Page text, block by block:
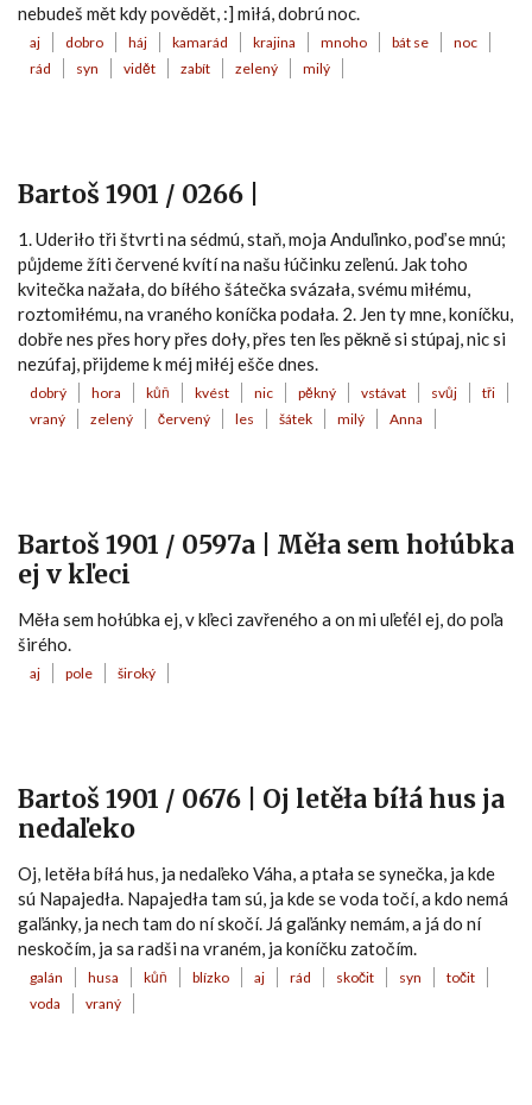
nebudeš mět kdy povědět, :] miłá, dobrú noc.
aj dobro háj kamarád krajina mnoho bát se
noc
rád
syn vidět zabít zelený milý
Bartoš 1901 / 0266 |
1. Uderiło tři štvrti na sédmú, staň, moja Anduľinko, poď se mnú;
půjdeme žíti červené kvítí na našu łúčinku zeľenú. Jak toho
kvitečka nažała, do bíłého šátečka svázała, svému miłému,
roztomiłému, na vraného koníčka podała. 2. Jen ty mne, koníčku,
dobře nes přes hory přes doły, přes ten ľes pěkně si stúpaj, nic si
nezúfaj, přijdeme k méj miłéj ešče dnes.
dobrý hora kůň kvést nic pěkný vstávat svůj
tři
vraný
zelený červený les šátek milý Anna
Bartoš 1901 / 0597a | Měła sem hołúbka
ej v kľeci
Měła sem hołúbka ej, v kľeci zavřeného a on mi uľeťél ej, do poľa
širého.
aj pole široký
Bartoš 1901 / 0676 | Oj letěła bíłá hus ja
nedaľeko
Oj, letěła bíłá hus, ja nedaľeko Váha, a ptała se synečka, ja kde
sú Napajedła. Napajedła tam sú, ja kde se voda točí, a kdo nemá
gaľánky, ja nech tam do ní skočí. Já gaľánky nemám, a já do ní
neskočím, ja sa radši na vraném, ja koníčku zatočím.
galán husa kůň blízko aj rád skočit syn
točit
voda
vraný